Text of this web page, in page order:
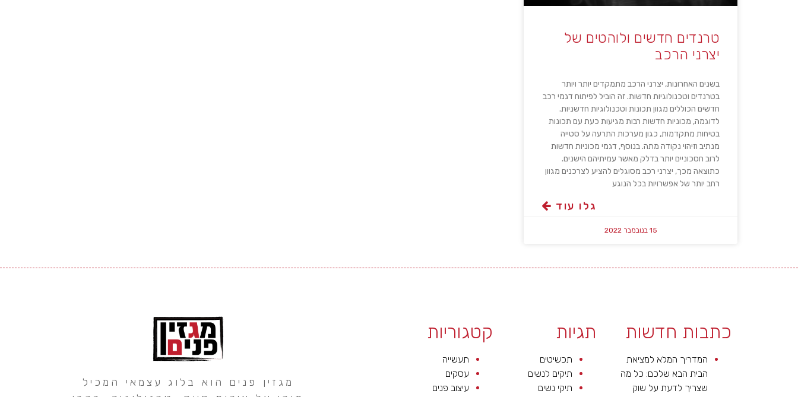
טרנדים חדשים ולוהטים של
יצרני הרכב
בשנים האחרונות, יצרני הרכב מתמקדים יותר ויותר
בטרנדים וטכנולוגיות חדשות. זה הוביל לפיתוח דגמי רכב
חדשים הכוללים מגוון תכונות וטכנולוגיות חדשניות.
לדוגמה, מכוניות חדשות רבות מגיעות כעת עם תכונות
בטיחות מתקדמות, כגון מערכות התרעה על סטייה
מנתיב וזיהוי נקודה מתה. בנוסף, דגמי מכוניות חדשות
לרוב חסכוניים יותר בדלק מאשר עמיתיהם הישנים.
כתוצאה מכך, יצרני רכב מסוגלים להציע לצרכנים מגוון
רחב יותר של אפשרויות בכל הנוגע
גלו עוד
15 בנובמבר 2022
כתבות חדשות
המדריך המלא למציאת
הבית הבא שלכם: כל מה
שצריך לדעת על שוק
תגיות
תכשיטים
תיקים לנשים
תיקי נשים
קטגוריות
תעשייה
עסקים
עיצוב פנים
מגזין פנים הוא בלוג עצמאי המכיל